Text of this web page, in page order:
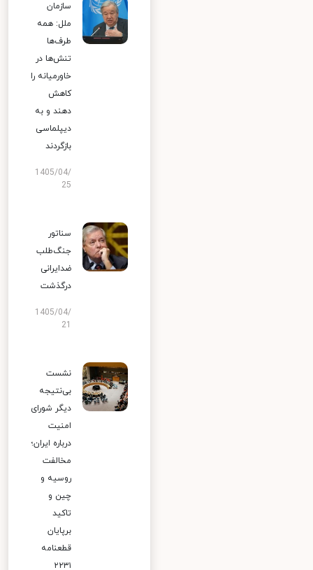
سازمان
ملل: همه
طرف‌ها
تنش‌ها در
خاورمیانه را
کاهش
دهند و به
دیپلماسی
بازگردند
1405/04/
25
سناتور
جنگ‌طلب
ضدایرانی
درگذشت
1405/04/
نشست
بی‌نتیجه
دیگر شورای
امنیت
درباره ایران؛
مخالفت
روسیه و
چین و
تاکید
برپایان
قطعنامه
۲۲۳۱